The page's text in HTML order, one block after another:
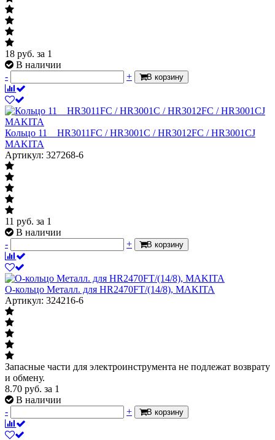
18 руб. за 1
В наличии
-
+ В корзину
Кольцо 11__HR3011FC / HR3001C / HR3012FC / HR3001CJ
MAKITA
Артикул: 327268-6
11 руб. за 1
В наличии
-
+ В корзину
О-кольцо Металл. для HR2470FT/(14/8), MAKITA
Артикул: 324216-6
Запасные части для электроинструмента не подлежат возврату
и обмену.
8.70 руб. за 1
В наличии
-
+ В корзину